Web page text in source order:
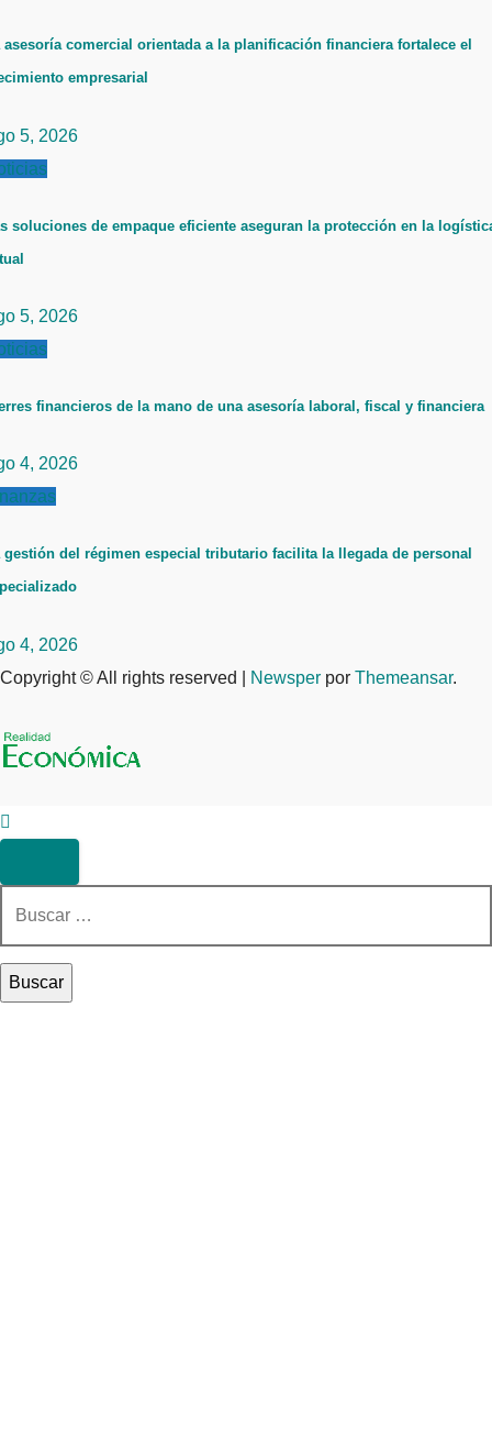
asesoría comercial orientada a la planificación financiera fortalece el
empresarial
5, 2026
soluciones de empaque eficiente aseguran la protección en la
5, 2026
financieros de la mano de una asesoría laboral, fiscal y financiera
4, 2026
gestión del régimen especial tributario facilita la llegada de personal
4, 2026
Copyright © All rights reserved
Newsper por Themeansar.